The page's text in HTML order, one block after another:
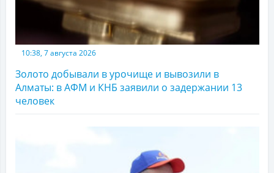
10:38, 7 августа 2026
Золото добывали в урочище и вывозили в
Алматы: в АФМ и КНБ заявили о задержании 13
человек